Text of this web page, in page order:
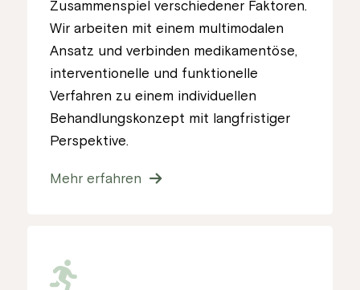
Zusammenspiel verschiedener Faktoren.
Wir arbeiten mit einem multimodalen
Ansatz und verbinden medikamentöse,
interventionelle und funktionelle
Verfahren zu einem individuellen
Behandlungskonzept mit langfristiger
Perspektive.
Mehr erfahren